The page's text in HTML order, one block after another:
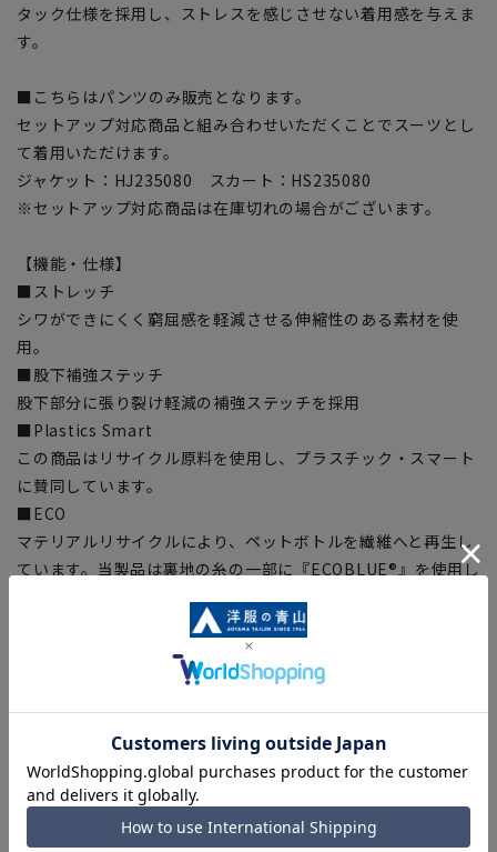
タック仕様を採用し、ストレスを感じさせない着用感を与えま
す。
■こちらはパンツのみ販売となります。
セットアップ対応商品と組み合わせいただくことでスーツとし
て着用いただけます。
ジャケット：HJ235080 スカート：HS235080
※セットアップ対応商品は在庫切れの場合がございます。
【機能・仕様】
■ストレッチ
シワができにくく窮屈感を軽減させる伸縮性のある素材を使
用。
■股下補強ステッチ
股下部分に張り裂け軽減の補強ステッチを採用
■Plastics Smart
この商品はリサイクル原料を使用し、プラスチック・スマート
に賛同しています。
■ECO
マテリアルリサイクルにより、ペットボトルを繊維へと再生し
ています。当製品は裏地の糸の一部に『ECOBLUE®』を使用し
こちらの商品の裾直しをする場合は店舗にて承ります。補正料
金については店舗へお問い合わせください。商品の股下以上の
長さの調節は出来ません、予めご了承ください。
【商品に関するご注意】
■商品画像はサンプルのため、色味やサイズ等の仕様に変更が